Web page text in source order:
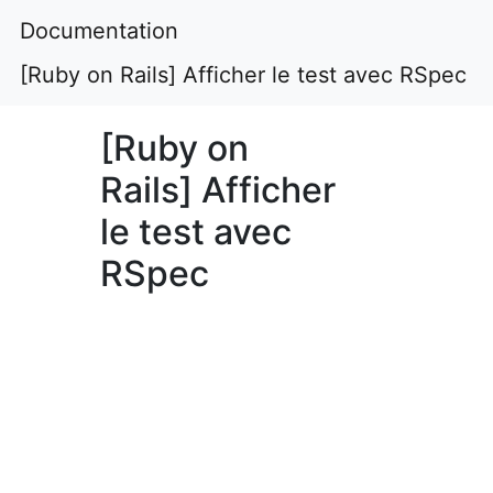
Documentation
[Ruby on Rails] Afficher le test avec RSpec
[Ruby on
Rails] Afficher
le test avec
RSpec